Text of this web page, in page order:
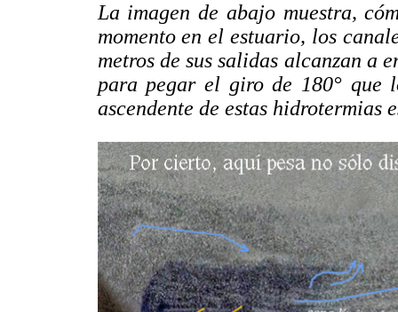
La imagen de abajo muestra,
momento en el estuario, los
metros de sus salidas alcanzan a
para pegar el giro de 180° que
ascendente de estas hidrotermias